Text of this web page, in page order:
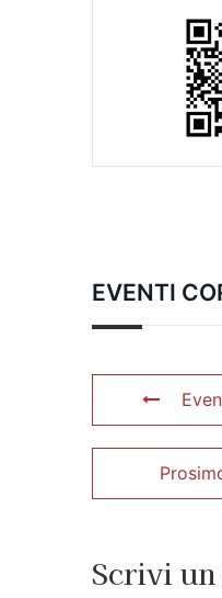
EVENTI
Scrivi